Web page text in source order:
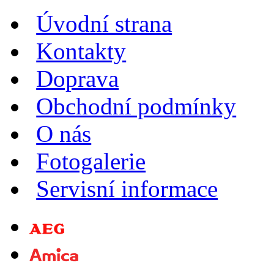
Úvodní strana
Kontakty
Doprava
Obchodní podmínky
O nás
Fotogalerie
Servisní informace